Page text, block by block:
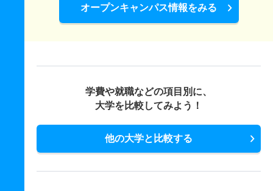
オープンキャンパス情報をみる
学費や就職などの項目別に、
大学を比較してみよう！
他の大学と比較する